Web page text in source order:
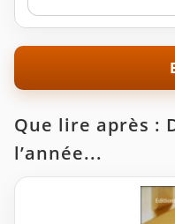
Que lire après :
l’année...